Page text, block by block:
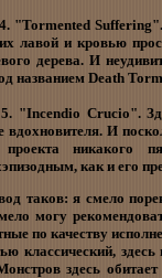
"Tormented
лавой и кровью
дерева. И
названием Death
"Incendio Crucio".
вдохновителя. И
проекта никакого
как и его
таков: я смело
могу
по качеству
классический,
здесь